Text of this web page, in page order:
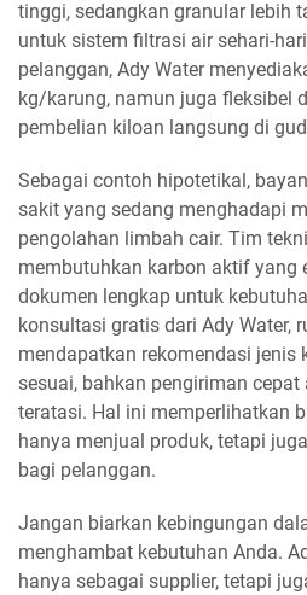
tinggi, sedangkan granular lebih
untuk sistem filtrasi air sehari-
pelanggan, Ady Water
kg/karung, namun juga fleksibel
pembelian kiloan langsung di
Sebagai contoh hipotetikal,
sakit yang sedang menghadapi
pengolahan limbah cair. Tim
membutuhkan karbon aktif yang
dokumen lengkap untuk
konsultasi gratis dari Ady Water,
mendapatkan rekomendasi jenis
sesuai, bahkan pengiriman cepat
teratasi. Hal ini memperlihatkan
hanya menjual produk, tetapi
bagi pelanggan.
Jangan biarkan kebingungan
menghambat kebutuhan Anda.
hanya sebagai supplier, tetapi